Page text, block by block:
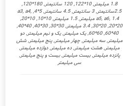
1.8 میلیمتر, 10*122, 120 سانتیمتر, 180*120,
2.5سانتیمتر, 3 سانتیمتر, 4.5 سانتیمتر, 5*4, a3, a4,
a5, a6, 1.4 میلیمتر, 1.5 میلیمتر, 10*10, 10*20,
20*20, 20*30, 3.4 میلیمتر, 30*30, 30*40, 40*40,
40*60, 60*60, یک میلیمتر, یک و نیم میلیمتر, دو
میلیمتر, سه میلیمتر, چهار میلیمتر, پنج میلیمتر, شش
میلیمتر, هشت میلیمتر, ده میلیمتر, دوازده میلیمتر,
پانزده میلیمتر, بیست میلیمتر, بیست و پنج میلیمتر,
سی میلیمتر